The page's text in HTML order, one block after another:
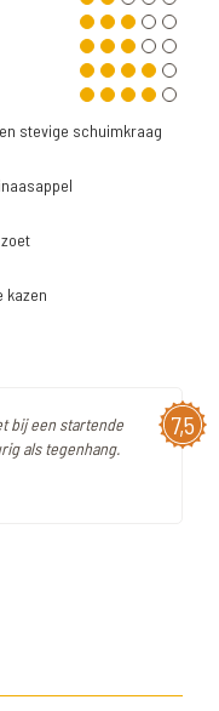
stevige schuimkraag
kazen
7,5
bij een startende
als tegenhang.